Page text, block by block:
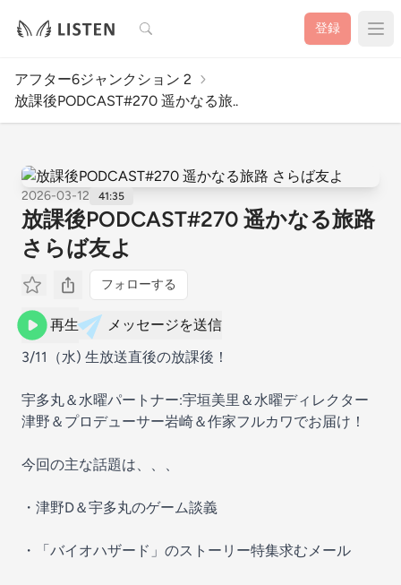
検索 登録
アフター6ジャンクション 2
放課後PODCAST#270 遥かなる旅..
2026-03-12 41:35
放課後PODCAST#270 遥かなる旅路
さらば友よ
フォローする
再生
メッセージを送信
3/11（水) 生放送直後の放課後！
宇多丸＆水曜パートナー:宇垣美里＆水曜ディレクター
津野＆プロデューサー岩崎＆作家フルカワでお届け！
今回の主な話題は、、、
・津野D＆宇多丸のゲーム談義
・「バイオハザード」のストーリー特集求むメール